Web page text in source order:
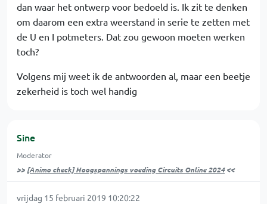
dan waar het ontwerp voor bedoeld is. Ik zit te denken
om daarom een extra weerstand in serie te zetten met
de U en I potmeters. Dat zou gewoon moeten werken
toch?
Volgens mij weet ik de antwoorden al, maar een beetje
zekerheid is toch wel handig
Sine
Moderator
>> [Animo check] Hoogspannings voeding Circuits Online 2024<<
vrijdag 15 februari 2019 10:20:22